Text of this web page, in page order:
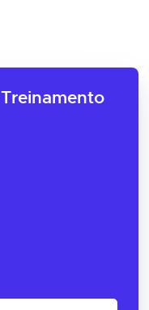
Treinamento